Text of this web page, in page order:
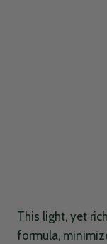
This light, yet
formula,